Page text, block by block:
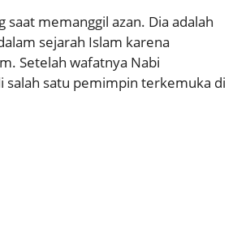
memanggil azan. Dia adalah
sejarah Islam karena
Setelah wafatnya Nabi
salah satu pemimpin terkemuka di